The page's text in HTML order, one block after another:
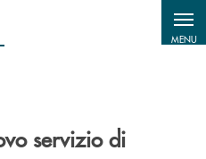
MENU
servizio di